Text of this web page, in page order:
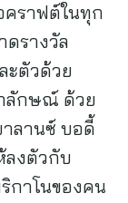
คราฟต์ในทุก
รางวัล
ะตัวด้วย
กลักษณ์ ด้วย
ลานซ์ บอดี้
ลงตัวกับ
กาโนของคน